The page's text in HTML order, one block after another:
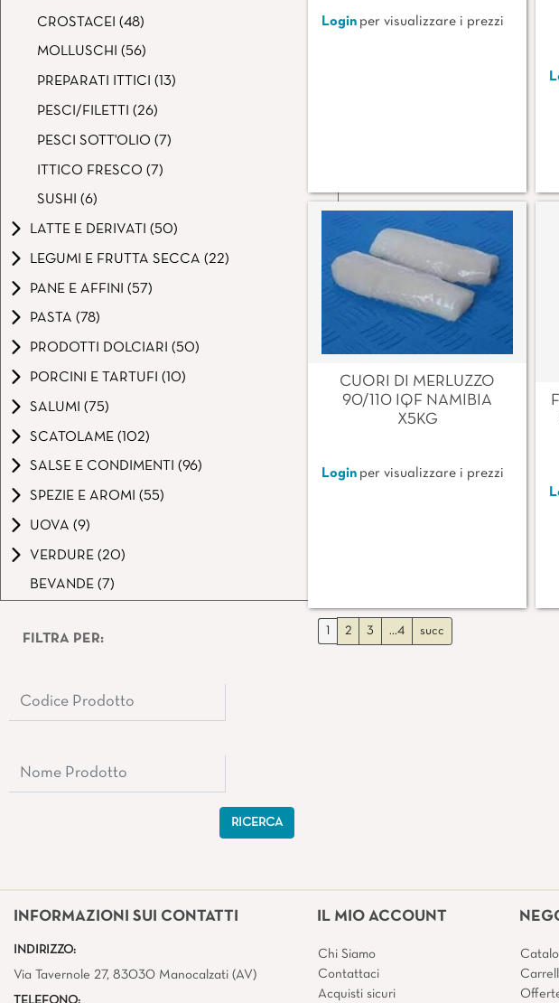
CROSTACEI (48)
MOLLUSCHI (56)
PREPARATI ITTICI (13)
PESCI/FILETTI (26)
PESCI SOTT'OLIO (7)
ITTICO FRESCO (7)
SUSHI (6)
LATTE E DERIVATI (50)
LEGUMI E FRUTTA SECCA (22)
PANE E AFFINI (57)
PASTA (78)
PRODOTTI DOLCIARI (50)
PORCINI E TARTUFI (10)
SALUMI (75)
SCATOLAME (102)
SALSE E CONDIMENTI (96)
SPEZIE E AROMI (55)
UOVA (9)
VERDURE (20)
BEVANDE (7)
FILTRA PER:
Login per visualizzare i prezzi
CUORI DI MERLUZZO
90/110 IQF NAMIBIA
X5KG
Login per visualizzare i prezzi
1 2 3 ...4 succ
INFORMAZIONI SUI CONTATTI
INDIRIZZO:
Via Tavernole 27, 83030 Manocalzati (AV)
TELEFONO:
IL MIO ACCOUNT
Chi Siamo
Contattaci
Acquisti sicuri